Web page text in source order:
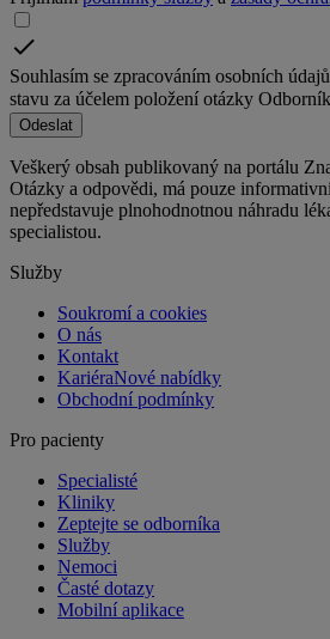
Souhlasím se zpracováním osobních
stavu za účelem položení otázky
Odeslat
Veškerý obsah publikovaný na portálu
Otázky a odpovědi, má pouze
nepředstavuje plnohodnotnou náhradu
specialistou.
Služby
Soukromí a cookies
O nás
Kontakt
KariéraNové nabídky
Obchodní podmínky
Pro pacienty
Specialisté
Kliniky
Zeptejte se odborníka
Služby
Nemoci
Časté dotazy
Mobilní aplikace